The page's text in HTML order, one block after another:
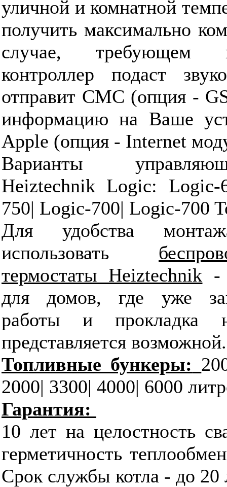
уличной и комнатной
получить максимально
случае, требующем
контроллер подаст
отправит СМС (опция -
информацию на Ваше
Apple (опция - Internet
Варианты
Heiztechnik Logic:
750| Logic-700| Logic-700
Для удобства
использовать
термостаты Heiztechnik -
для домов, где уже
работы и прокладка
представляется возможной.
Топливные бункеры:
2000| 3300| 4000| 6000
Гарантия:
10 лет на целостность
герметичность
Срок службы котла - до 20